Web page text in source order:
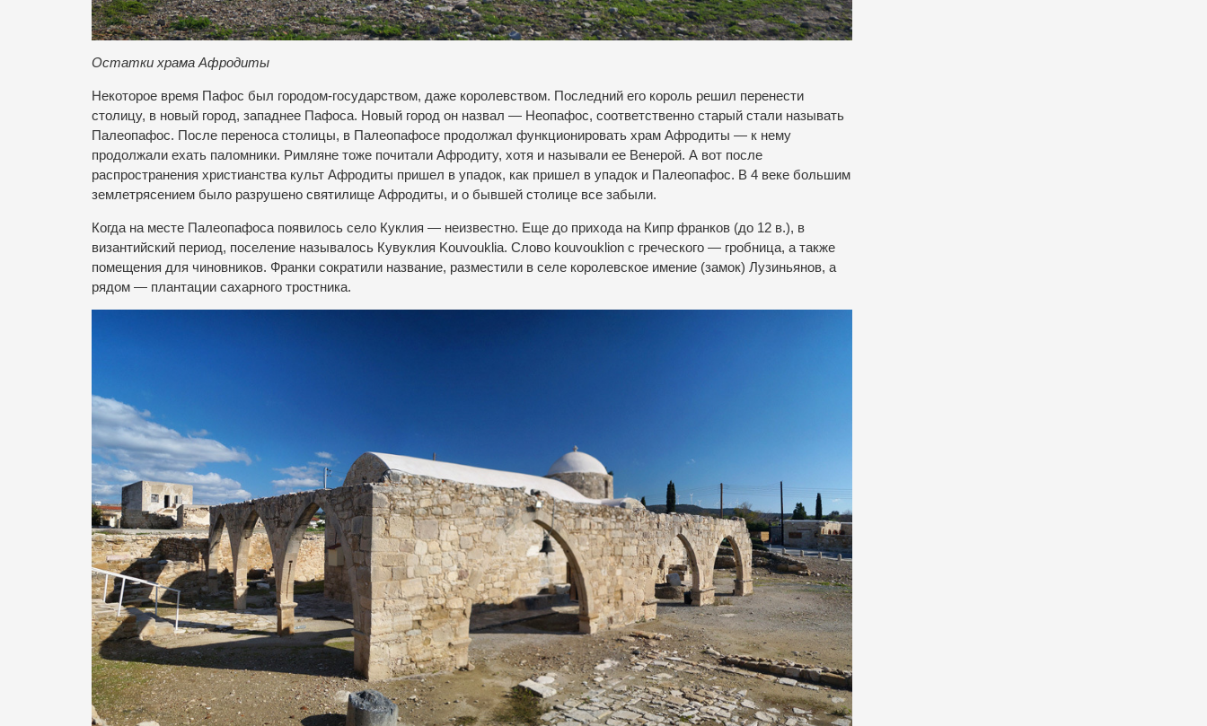
Остатки храма Афродиты
Некоторое время Пафос был городом-государством, даже королевством. Последний его король решил перенести
столицу, в новый город, западнее Пафоса. Новый город он назвал — Неопафос, соответственно старый стали называть
Палеопафос. После переноса столицы, в Палеопафосе продолжал функционировать храм Афродиты — к нему
продолжали ехать паломники. Римляне тоже почитали Афродиту, хотя и называли ее Венерой. А вот после
распространения христианства культ Афродиты пришел в упадок, как пришел в упадок и Палеопафос. В 4 веке большим
землетрясением было разрушено святилище Афродиты, и о бывшей столице все забыли.
Когда на месте Палеопафоса появилось село Куклия — неизвестно. Еще до прихода на Кипр франков (до 12 в.), в
византийский период, поселение называлось Кувуклия Kouvouklia. Слово kouvouklion с греческого — гробница, а также
помещения для чиновников. Франки сократили название, разместили в селе королевское имение (замок) Лузиньянов, а
рядом — плантации сахарного тростника.